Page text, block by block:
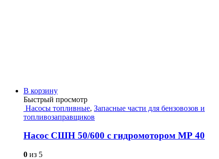
В корзину
Быстрый просмотр
Насосы топливные, Запасные части для бензовозов и
топливозаправщиков
Насос СШН 50/600 с гидромотором МР 40
0 из 5